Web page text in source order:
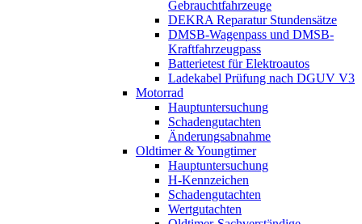
Gebrauchtfahrzeuge
DEKRA Reparatur Stundensätze
DMSB-Wagenpass und DMSB-
Kraftfahrzeugpass
Batterietest für Elektroautos
Ladekabel Prüfung nach DGUV V3
Motorrad
Hauptuntersuchung
Schadengutachten
Änderungsabnahme
Oldtimer & Youngtimer
Hauptuntersuchung
H-Kennzeichen
Schadengutachten
Wertgutachten